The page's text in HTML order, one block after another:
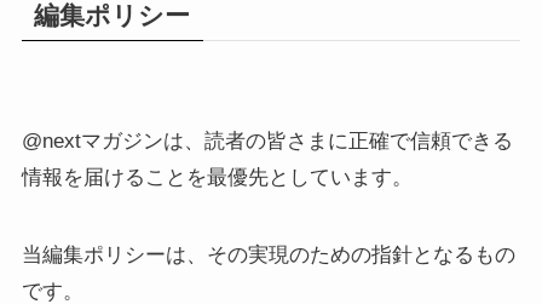
編集ポリシー
@nextマガジンは、読者の皆さまに正確で信頼できる
情報を届けることを最優先としています。
当編集ポリシーは、その実現のための指針となるもの
です。